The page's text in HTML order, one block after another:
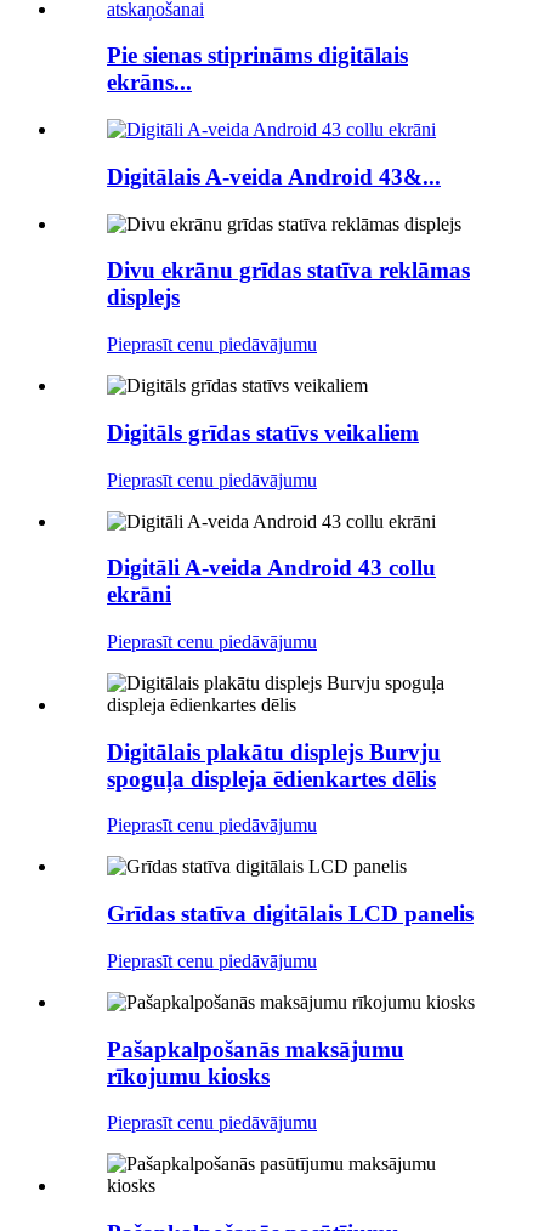
Pie sienas stiprināms digitālais
ekrāns...
Digitālais A-veida Android 43&...
Divu ekrānu grīdas statīva reklāmas
displejs
Pieprasīt cenu piedāvājumu
Digitāls grīdas statīvs veikaliem
Pieprasīt cenu piedāvājumu
Digitāli A-veida Android 43 collu
ekrāni
Pieprasīt cenu piedāvājumu
Digitālais plakātu displejs Burvju
spoguļa displeja ēdienkartes dēlis
Pieprasīt cenu piedāvājumu
Grīdas statīva digitālais LCD panelis
Pieprasīt cenu piedāvājumu
Pašapkalpošanās maksājumu
rīkojumu kiosks
Pieprasīt cenu piedāvājumu